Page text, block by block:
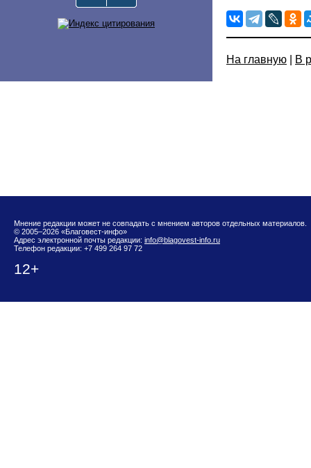
На главную В
Мнение редакции может не совпадать с мнением авторов отдельных материалов.
© 2005–2026 «Благовест-инфо»
Адрес электронной почты редакции: info@blagovest-info.ru
Телефон редакции: +7 499 264 97 72
12+